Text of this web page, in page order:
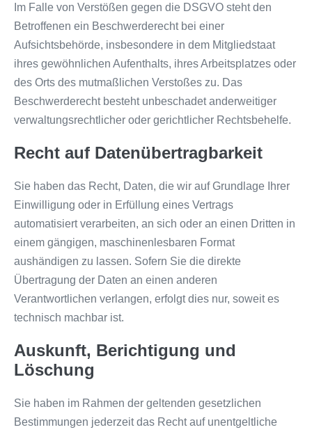
Im Falle von Verstößen gegen die DSGVO steht den
Betroffenen ein Beschwerderecht bei einer
Aufsichtsbehörde, insbesondere in dem Mitgliedstaat
ihres gewöhnlichen Aufenthalts, ihres Arbeitsplatzes oder
des Orts des mutmaßlichen Verstoßes zu. Das
Beschwerderecht besteht unbeschadet anderweitiger
verwaltungsrechtlicher oder gerichtlicher Rechtsbehelfe.
Recht auf Daten­übertrag­barkeit
Sie haben das Recht, Daten, die wir auf Grundlage Ihrer
Einwilligung oder in Erfüllung eines Vertrags
automatisiert verarbeiten, an sich oder an einen Dritten in
einem gängigen, maschinenlesbaren Format
aushändigen zu lassen. Sofern Sie die direkte
Übertragung der Daten an einen anderen
Verantwortlichen verlangen, erfolgt dies nur, soweit es
technisch machbar ist.
Auskunft, Berichtigung und
Löschung
Sie haben im Rahmen der geltenden gesetzlichen
Bestimmungen jederzeit das Recht auf unentgeltliche